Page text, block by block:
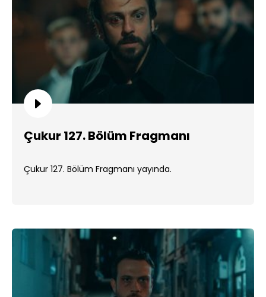
Çukur 127. Bölüm Fragmanı
Çukur 127. Bölüm Fragmanı yayında.